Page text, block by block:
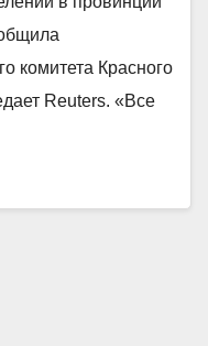
комитета Красного
Reuters. «Все